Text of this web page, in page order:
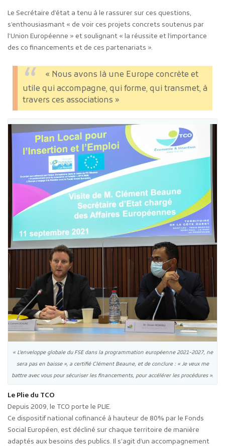
Le Secrétaire d’état a tenu à le rassurer sur ces questions,
s’enthousiasmant « de voir ces projets concrets soutenus par
l’Union Européenne » et soulignant « la réussite et l’importance
des co financements et de ces partenariats ».
« Nous avons là une Europe concrète et
utile qui accompagne, qui forme, qui transmet, à
travers ces associations »
« L’enveloppe globale du FSE dans la programmation européenne 2021-2027, ne
sera pas en baisse », a certifié Clément Beaune, et de conclure : « Je veux me
battre avec vous pour sécuriser les financements, pour accélérer les procédures ».
Le Plie du TCO
Depuis 2009, le TCO porte le PLIE.
Ce dispositif national cofinancé à hauteur de 80% par le Fonds
Social Européen, est décliné sur chaque territoire de manière
adaptés aux besoins des publics. Il s’agit d’un accompagnement